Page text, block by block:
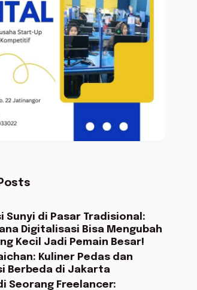
Sunyi di Pasar Tradisional:
Digitalisasi Bisa Mengubah
Kecil Jadi Pemain Besar!
Kuliner Pedas dan
Berbeda di Jakarta
Seorang Freelancer: